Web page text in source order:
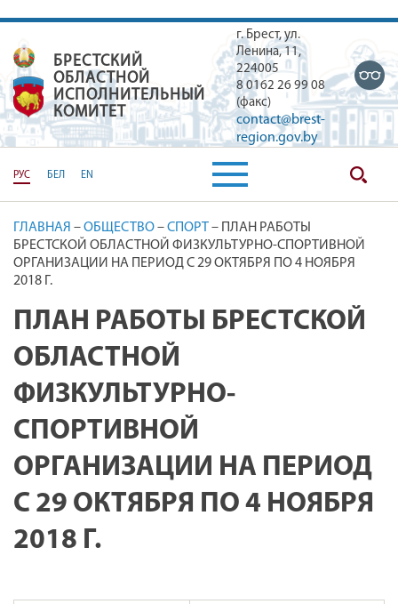
БРЕСТСКИЙ ОБЛАСТНОЙ
БРЕСТСКИЙ
ОБЛАСТНОЙ
ИСПОЛНИТЕЛЬНЫЙ
КОМИТЕТ
г. Брест, ул.
Ленина, 11,
224005
8 0162 26 99 08
(факс)
contact@brest-
region.gov.by
РУС БЕЛ EN
ГЛАВНАЯ –ОБЩЕСТВО–СПОРТ– ПЛАН РАБОТЫ
БРЕСТСКОЙ ОБЛАСТНОЙ ФИЗКУЛЬТУРНО-СПОРТИВНОЙ
ОРГАНИЗАЦИИ НА ПЕРИОД С 29 ОКТЯБРЯ ПО 4 НОЯБРЯ
2018 Г.
ПЛАН РАБОТЫ БРЕСТСКОЙ
ОБЛАСТНОЙ
ФИЗКУЛЬТУРНО-
СПОРТИВНОЙ
ОРГАНИЗАЦИИ НА ПЕРИОД
С 29 ОКТЯБРЯ ПО 4 НОЯБРЯ
2018 Г.